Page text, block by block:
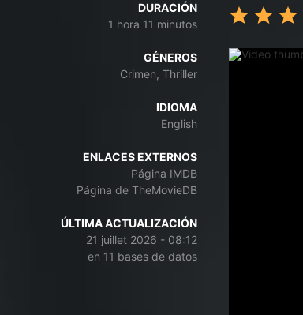
DURACIÓN
1 hora 11 minutos
GÉNEROS
Crimen, Thriller
IDIOMA
English
ENLACES EXTERNOS
Página IMDB
Página de TheMovieDB
ÚLTIMA ACTUALIZACIÓN
21 juillet 2026 - 08:12
en 11 bases de datos